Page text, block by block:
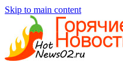
Skip to main content